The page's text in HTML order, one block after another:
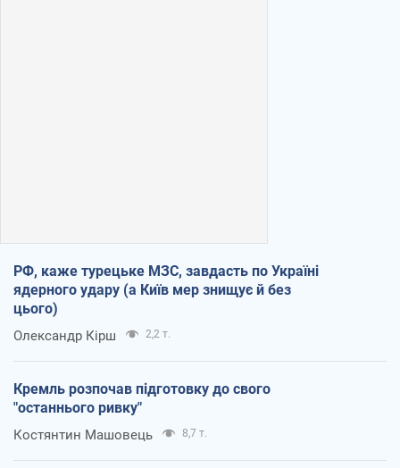
РФ, каже турецьке МЗС, завдасть по Україні
ядерного удару (а Київ мер знищує й без
цього)
Олександр Кірш 2,2 т.
Кремль розпочав підготовку до свого
"останнього ривку"
Костянтин Машовець 8,7 т.